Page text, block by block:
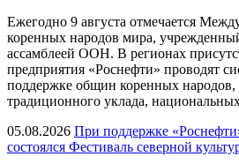
Ежегодно 9 августа отмечается
коренных народов мира,
ассамблеей ООН. В регионах
предприятия «Роснефти» проводят
поддержке общин коренных
традиционного уклада,
05.08.2026 При поддержке
состоялся Фестиваль северной